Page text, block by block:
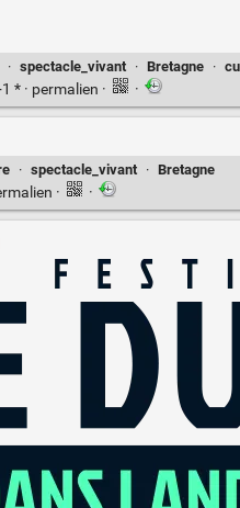
· spectacle_vivant · Bretagne ·
* · permalien · ·
· spectacle_vivant · Bretagne
· ·